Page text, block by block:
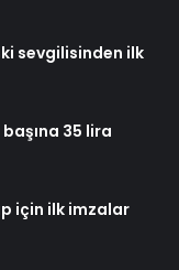
sevgilisinden ilk
35 lira
için ilk imzalar